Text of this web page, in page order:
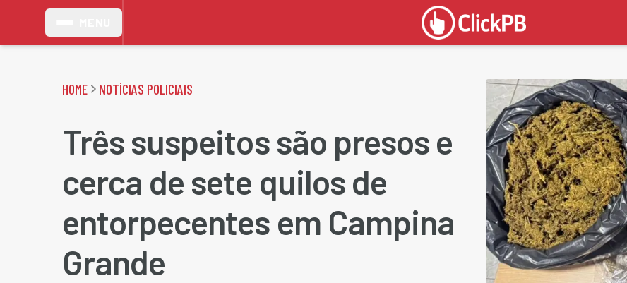
HOME NOTÍCIAS POLICIAIS
Três suspeitos são presos e
cerca de sete quilos de
entorpecentes em Campina
Grande